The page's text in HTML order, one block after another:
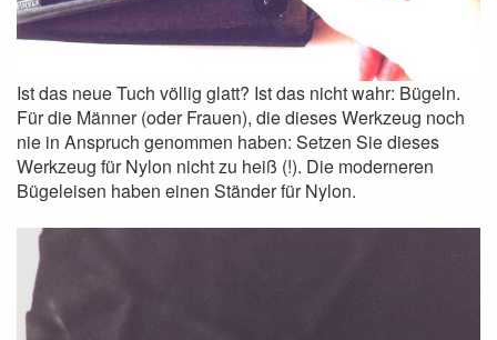
Ist das neue Tuch völlig glatt? Ist das nicht wahr: Bügeln.
Für die Männer (oder Frauen), die dieses Werkzeug noch
nie in Anspruch genommen haben: Setzen Sie dieses
Werkzeug für Nylon nicht zu heiß (!). Die moderneren
Bügeleisen haben einen Ständer für Nylon.